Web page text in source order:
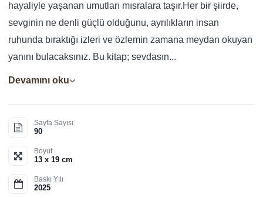
hayaliyle yaşanan umutları mısralara taşır.Her bir şiirde,
sevginin ne denli güçlü olduğunu, ayrılıkların insan
ruhunda bıraktığı izleri ve özlemin zamana meydan okuyan
yanını bulacaksınız. Bu kitap; sevdasın...
Devamını oku
Sayfa Sayısı
90
Boyut
13 x 19 cm
Baskı Yılı
2025